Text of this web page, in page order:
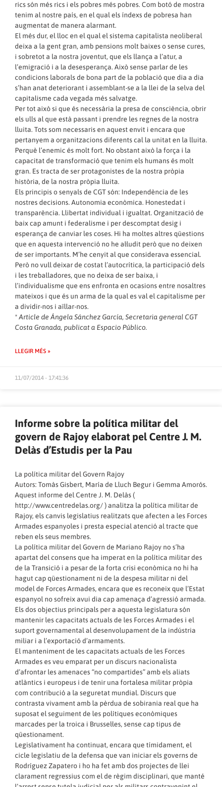
rics són més rics i els pobres més pobres. Com botó de mostra
tenim al nostre país, en el qual els índexs de pobresa han
augmentat de manera alarmant.
El més dur, el lloc en el qual el sistema capitalista neoliberal
deixa a la gent gran, amb pensions molt baixes o sense cures,
i sobretot a la nostra joventut, que els llança a l’atur, a
l’emigració i a la desesperança. Això sense parlar de les
condicions laborals de bona part de la població que dia a dia
s’han anat deteriorant i assemblant-se a la llei de la selva del
capitalisme cada vegada més salvatge.
Per tot això si que és necessària la presa de consciència, obrir
els ulls al que està passant i prendre les regnes de la nostra
lluita. Tots som necessaris en aquest envit i encara que
pertanyem a organitzacions diferents cal la unitat en la lluita.
Perquè l’enemic és molt fort. No obstant això la força i la
capacitat de transformació que tenim els humans és molt
gran. Es tracta de ser protagonistes de la nostra pròpia
història, de la nostra pròpia lluita.
Els principis o senyals de CGT són: Independència de les
nostres decisions. Autonomia econòmica. Honestedat i
transparència. Llibertat individual i igualtat. Organització de
baix cap amunt i federalisme i per descomptat desig i
esperança de canviar les coses. Hi ha moltes altres qüestions
que en aquesta intervenció no he al·ludit però que no deixen
de ser importants. M’he cenyit al que considerava essencial.
Però no vull deixar de costat l’autocrítica, la participació dels
i les treballadores, que no deixa de ser baixa, i
l’individualisme que ens enfronta en ocasions entre nosaltres
mateixos i que és un arma de la qual es val el capitalisme per
a dividir-nos i aïllar-nos.
*Article de Ángela Sánchez García, Secretaria general CGT
Costa Granada, publicat a Espacio Público.
LLEGIR MÉS »
11/07/2014 - 17:41:36
Informe sobre la política militar del
govern de Rajoy elaborat pel Centre J. M.
Delàs d’Estudis per la Pau
La política militar del Govern Rajoy
Autors: Tomàs Gisbert, María de Lluch Begur i Gemma Amorós.
Aquest informe del Centre J. M. Delàs (
http://www.centredelas.org/) analitza la política militar de
Rajoy, els canvis legislatius realitzats que afecten a les Forces
Armades espanyoles i presta especial atenció al tracte que
reben els seus membres.
La política militar del Govern de Mariano Rajoy no s’ha
apartat del consens que ha imperat en la política militar des
de la Transició i a pesar de la forta crisi econòmica no hi ha
hagut cap qüestionament ni de la despesa militar ni del
model de Forces Armades, encara que es reconeix que l’Estat
espanyol no sofreix avui dia cap amenaça d’agressió armada.
Els dos objectius principals per a aquesta legislatura són
mantenir les capacitats actuals de les Forces Armades i el
suport governamental al desenvolupament de la indústria
miliar i a l’exportació d’armaments.
El manteniment de les capacitats actuals de les Forces
Armades es veu emparat per un discurs nacionalista
d’afrontar les amenaces “no compartides” amb els aliats
atlàntics i europeus i de tenir una fortalesa militar pròpia
com contribució a la seguretat mundial. Discurs que
contrasta vivament amb la pèrdua de sobirania real que ha
suposat el seguiment de les polítiques econòmiques
marcades per la troica i Brussel·les, sense cap tipus de
qüestionament.
Legislativament ha continuat, encara que tímidament, el
cicle legislatiu de la defensa que van iniciar els governs de
Rodríguez Zapatero i ho ha fet amb dos projectes de llei
clarament regressius com el de règim disciplinari, que manté